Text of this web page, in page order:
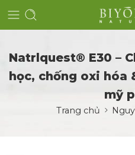
Natrlquest® E30 –
học, chống oxi hóa
mỹ
Trang chủ